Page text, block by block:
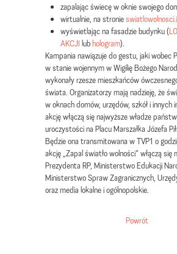
zapalając świecę w oknie swojego
wirtualnie, na stronie
wyświetlając na fasadzie budynku (
AKCJI lubhologram).
Kampania nawiązuje do gestu, jaki wobec
w stanie wojennym w Wigilię Bożego
wykonały rzesze mieszkańców
świata. Organizatorzy mają nadzieję, że
w oknach domów, urzędów, szkół i innych
akcję włączą się najwyższe władze
uroczystości na Placu Marszałka Józefa
Będzie ona transmitowana w TVP1 o
akcję „Zapal światło wolności” włączą się
Prezydenta RP, Ministerstwo Edukacji
Ministerstwo Spraw Zagranicznych,
oraz media lokalne i ogólnopolskie.
Powrót